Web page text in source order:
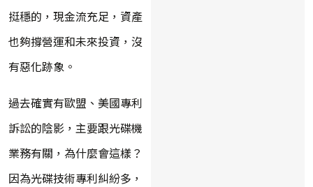
挺穩的，現金流充足，資產
也夠撐營運和未來投資，沒
有惡化跡象。
過去確實有歐盟、美國專利
訴訟的陰影，主要跟光碟機
業務有關，為什麼會這樣？
因為光碟技術專利糾紛多，